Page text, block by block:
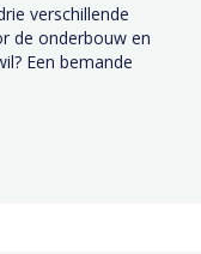
verschillende
de onderbouw en
Een bemande